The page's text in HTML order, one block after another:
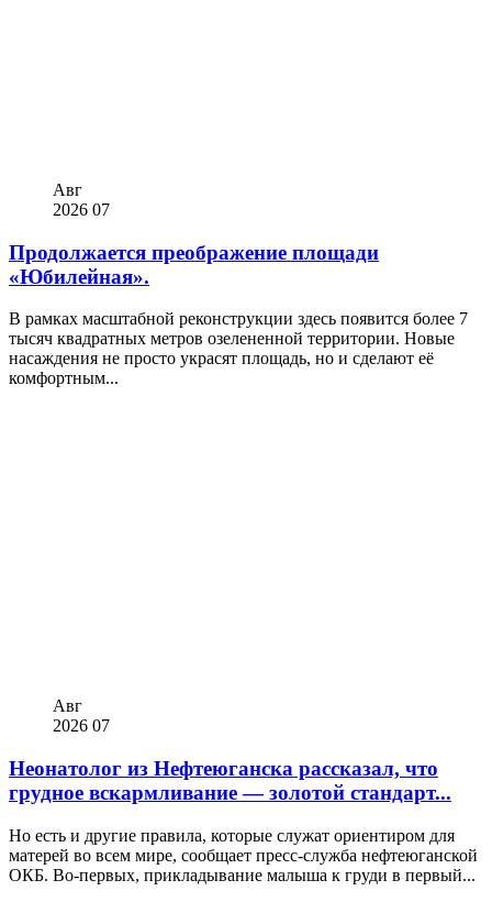
Авг
2026 07
Продолжается преображение площади
«Юбилейная».
В рамках масштабной реконструкции здесь появится более 7
тысяч квадратных метров озелененной территории. Новые
насаждения не просто украсят площадь, но и сделают её
комфортным...
Авг
2026 07
Неонатолог из Нефтеюганска рассказал, что
грудное вскармливание — золотой стандарт...
Но есть и другие правила, которые служат ориентиром для
матерей во всем мире, сообщает пресс-служба нефтеюганской
ОКБ. Во-первых, прикладывание малыша к груди в первый...